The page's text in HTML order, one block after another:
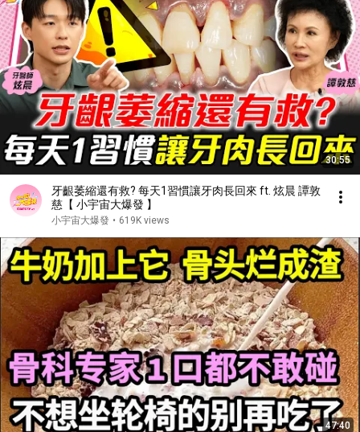
30:55
牙齦萎縮還有救? 每天1習慣讓牙肉長回來 ft. 炫晨 譚敦
慈【 小宇宙大爆發 】
小宇宙大爆發 • 619K views
47:40